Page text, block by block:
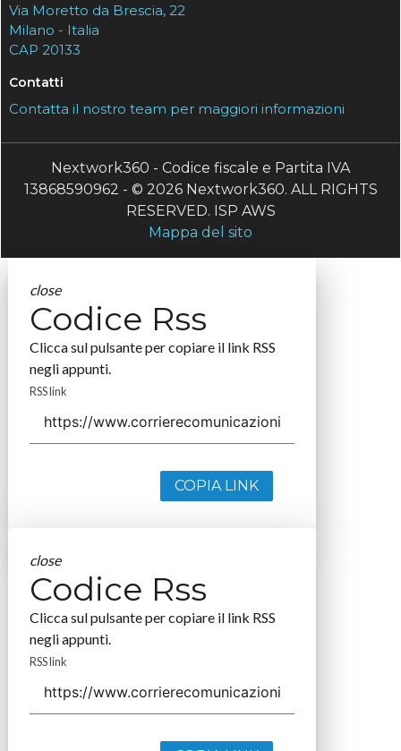
Via Moretto da Brescia, 22
Milano - Italia
CAP 20133
Contatti
Contatta il nostro team per maggiori informazioni
Nextwork360 - Codice fiscale e Partita IVA
13868590962 - © 2026 Nextwork360. ALL RIGHTS
RESERVED. ISP AWS
Mappa del sito
close
Codice Rss
Clicca sul pulsante per copiare il link RSS
negli appunti.
RSS link
COPIA LINK
close
Codice Rss
Clicca sul pulsante per copiare il link RSS
negli appunti.
RSS link